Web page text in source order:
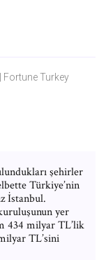
Fortune Turkey
şehirler
Türkiye’nin
İstanbul.
yer
434 milyar TL’lik
TL’sini